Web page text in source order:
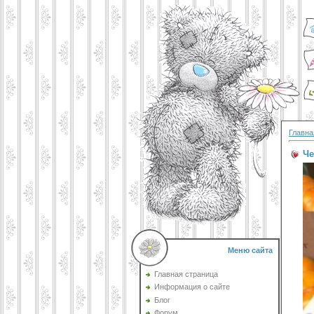
Меню сайта
Главная страница
Информация о сайте
Блог